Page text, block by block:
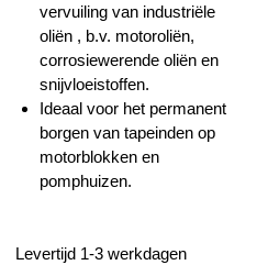
vervuiling van industriële
oliën , b.v. motoroliën,
corrosiewerende oliën en
snijvloeistoffen.
Ideaal voor het permanent
borgen van tapeinden op
motorblokken en
pomphuizen.
Levertijd 1-3 werkdagen